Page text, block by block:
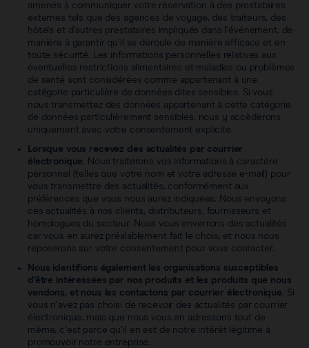
amenés à communiquer votre réservation à des prestataires
externes tels que des agences de voyage, des traiteurs, des
hôtels et d’autres prestataires impliqués dans l’événement, de
manière à garantir qu’il se déroule de manière efficace et en
toute sécurité. Les informations personnelles relatives aux
éventuelles restrictions alimentaires et maladies ou problèmes
de santé sont considérées comme appartenant à une
catégorie particulière de données dites sensibles. Si vous
nous transmettez des données appartenant à cette catégorie
de données particulièrement sensibles, nous y accèderons
uniquement avec votre consentement explicite.
Lorsque vous recevez des actualités par courrier
électronique. Nous traiterons vos informations à caractère
personnel (telles que votre nom et votre adresse e-mail) pour
vous transmettre des actualités, conformément aux
préférences que vous nous aurez indiquées. Nous envoyons
ces actualités à nos clients, distributeurs, fournisseurs et
homologues du secteur. Nous vous enverrons des actualités
car vous en aurez préalablement fait le choix, et nous nous
reposerons sur votre consentement pour vous contacter.
Nous identifions également les organisations susceptibles
d’être intéressées par nos produits et les produits que nous
vendons, et nous les contactons par courrier électronique. Si
vous n’avez pas choisi de recevoir des actualités par courrier
électronique, mais que nous vous en adressons tout de
même, c’est parce qu’il en est de notre intérêt légitime à
promouvoir notre entreprise.